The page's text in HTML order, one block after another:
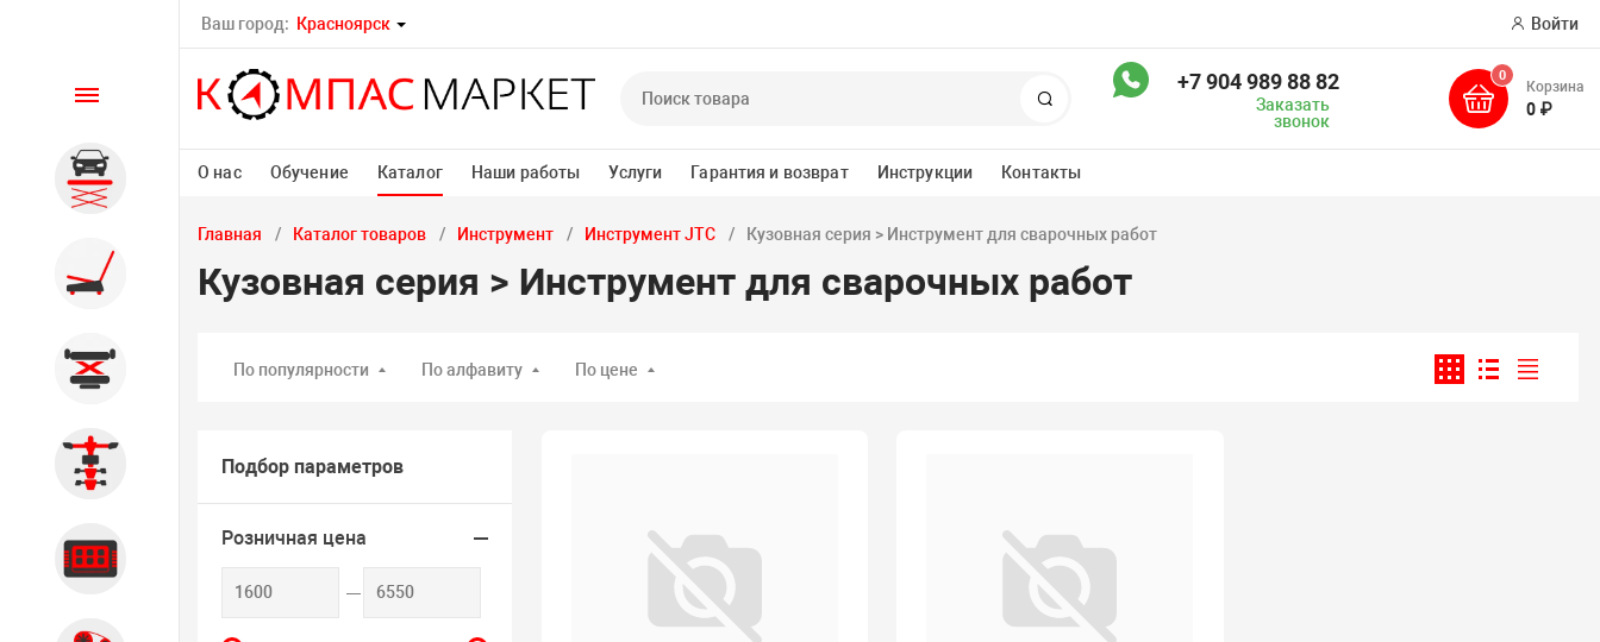
Ваш город: Красноярск Войти
Поиск
+7 904 989 88 82
Заказать
звонок
0
Корзина
0 ₽
О нас Обучение Каталог Наши работы Услуги Гарантия и возврат Инструкции Контакты
Каталог
Автомобильные подъемники
оборудование
Общегаражное
Стенды сход-развал
Главная Каталог товаров Инструмент Инструмент JTC Кузовная серия > Инструмент для сварочных работ
Кузовная серия > Инструмент для сварочных работ
По популярности По алфавиту По цене
Подбор параметров
Розничная цена